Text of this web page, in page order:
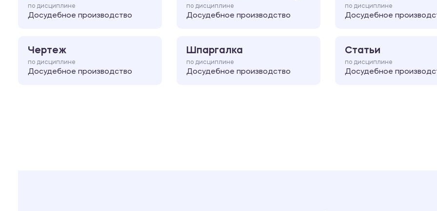
по дисциплине
Досудебное производство
по дисциплине
Досудебное производство
по дисциплине
Досудебное
Чертеж
по дисциплине
Досудебное производство
Шпаргалка
по дисциплине
Досудебное производство
Статьи
по дисциплине
Досудебное